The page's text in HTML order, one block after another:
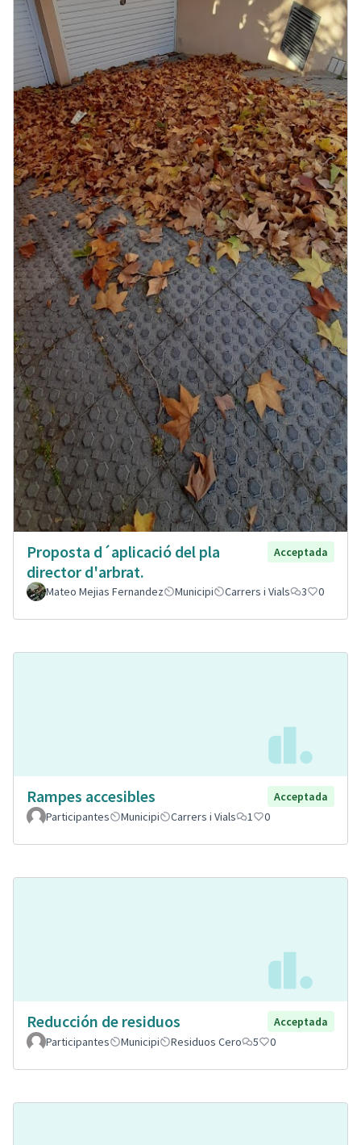
Proposta d´aplicació del pla
director d'arbrat.
Acceptada
Mateo Mejias Fernandez Municipi Carrers i Vials 3 0
Rampes accesibles
Acceptada
Participantes
Municipi Carrers i Vials 1 0
Reducción de residuos
Acceptada
Participantes
Municipi Residuos Cero 5 0